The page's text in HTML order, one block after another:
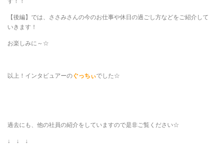
【後編】では、ささみさんの今のお仕事や休日の過ごし方などをご紹介して
いきます！
お楽しみに～☆
以上！インタビュアーのぐっちぃでした☆
過去にも、他の社員の紹介をしていますので是非ご覧ください☆
↓ ↓ ↓